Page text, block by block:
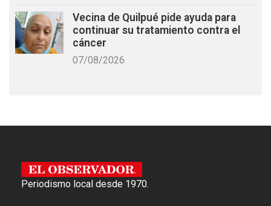
Vecina de Quilpué pide ayuda para
continuar su tratamiento contra el
cáncer
07/08/2026
Periodismo local desde 1970.